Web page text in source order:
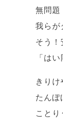
無問
我ら
そう！
「は
きりけ
たんぽ
こと